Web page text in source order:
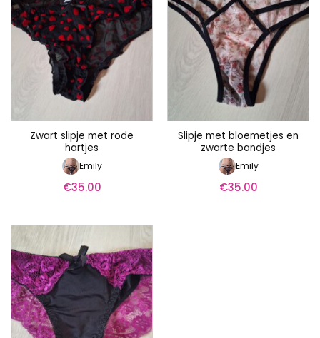
Zwart slipje met rode
hartjes
Emily
€35.00
Slipje met bloemetjes en
zwarte bandjes
Emily
€35.00